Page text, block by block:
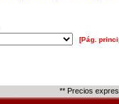
[Pág.
** Precios